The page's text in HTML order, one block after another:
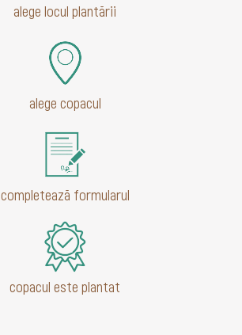
alege locul plantării
alege copacul
completează formularul
copacul este plantat